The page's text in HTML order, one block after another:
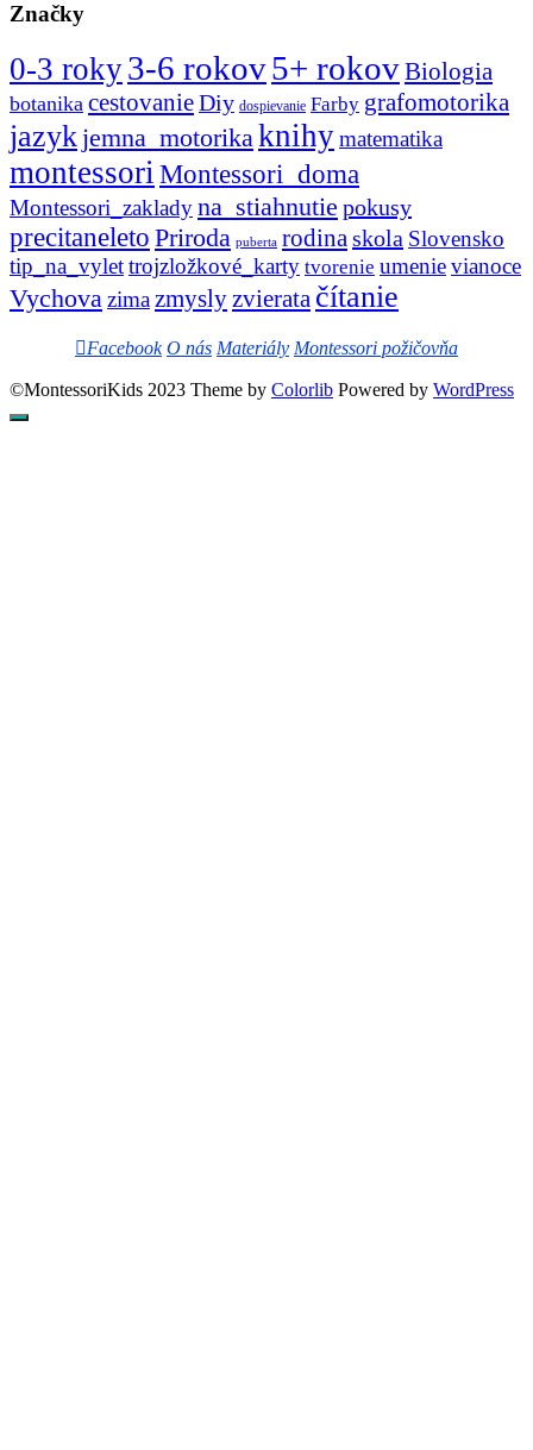
Značky
0-3 roky3-6 rokov5+ rokovBiologia
botanika cestovanieDiy dospievanie Farby grafomotorika
jazykjemna_motorikaknihymatematika
montessoriMontessori_doma
Montessori_zakladyna_stiahnutie pokusy
precitaneleto Priroda puberta rodinaskola Slovensko
tip_na_vylettrojzložkové_karty tvorenie umenievianoce
Vychovazimazmysly zvierata čítanie
Facebook O nás Materiály Montessori požičovňa
©MontessoriKids 2023 Theme by Colorlib Powered by WordPress